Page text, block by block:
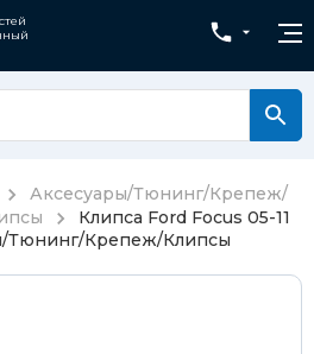
Аксесуары/Тюнинг/Крепеж/
Клипса Ford Focus 05-11
Тюнинг/Крепеж/Клипсы